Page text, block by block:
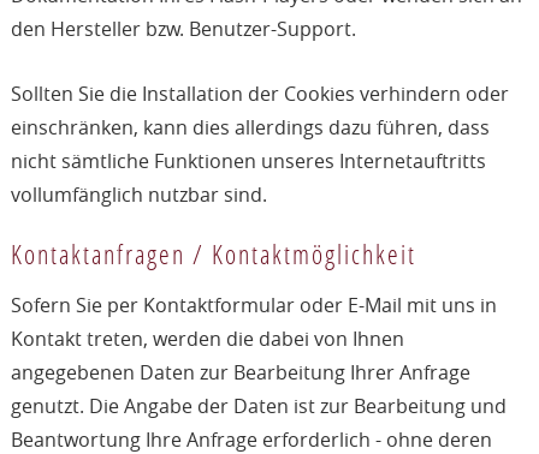
den Hersteller bzw. Benutzer-Support.
Sollten Sie die Installation der Cookies verhindern oder
einschränken, kann dies allerdings dazu führen, dass
nicht sämtliche Funktionen unseres Internetauftritts
vollumfänglich nutzbar sind.
Kontaktanfragen / Kontaktmöglichkeit
Sofern Sie per Kontaktformular oder E-Mail mit uns in
Kontakt treten, werden die dabei von Ihnen
angegebenen Daten zur Bearbeitung Ihrer Anfrage
genutzt. Die Angabe der Daten ist zur Bearbeitung und
Beantwortung Ihre Anfrage erforderlich - ohne deren